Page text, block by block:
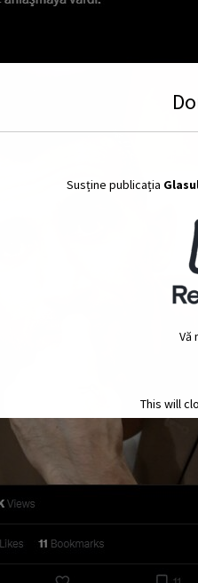
Susține publicația
Vă
This will